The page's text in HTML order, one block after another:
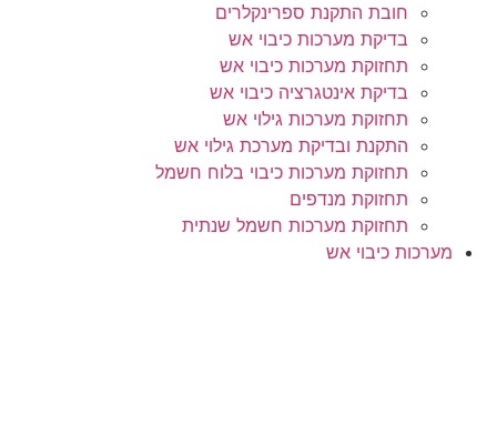
חובת התקנת ספרינקלרים
בדיקת מערכות כיבוי אש
תחזוקת מערכות כיבוי אש
בדיקת אינטגרציה כיבוי אש
תחזוקת מערכות גילוי אש
התקנת ובדיקת מערכת גילוי אש
תחזוקת מערכות כיבוי בלוח חשמל
תחזוקת מנדפים
תחזוקת מערכות חשמל שנתית
מערכות כיבוי אש